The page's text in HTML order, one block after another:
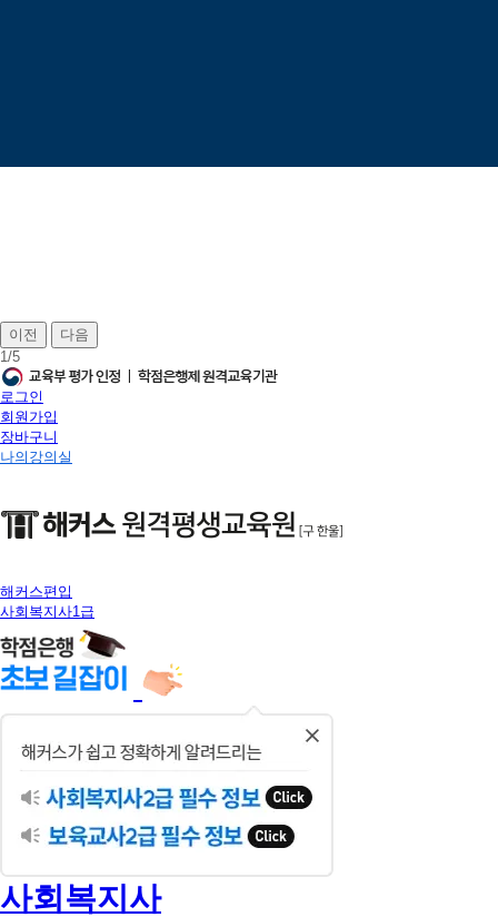
이전
다음
1/5
로그인
회원가입
장바구니
나의강의실
해커스편입
사회복지사1급
사회복지사